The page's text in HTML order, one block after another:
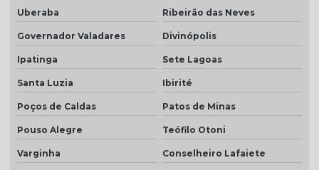
Telha portuguesa por metro quadrado
Telha portuguesa natural
Telha portuguesa resinada
Telha portuguesa resinada preço
Telha resinada
Telha resinada branca
Telha resinada cinza
Uberaba Ribeirão das Neves
Governador Valadares Divinópolis
Ipatinga Sete Lagoas
Santa Luzia Ibirité
Poços de Caldas Patos de Minas
Pouso Alegre Teófilo Otoni
Varginha Conselheiro Lafaiete